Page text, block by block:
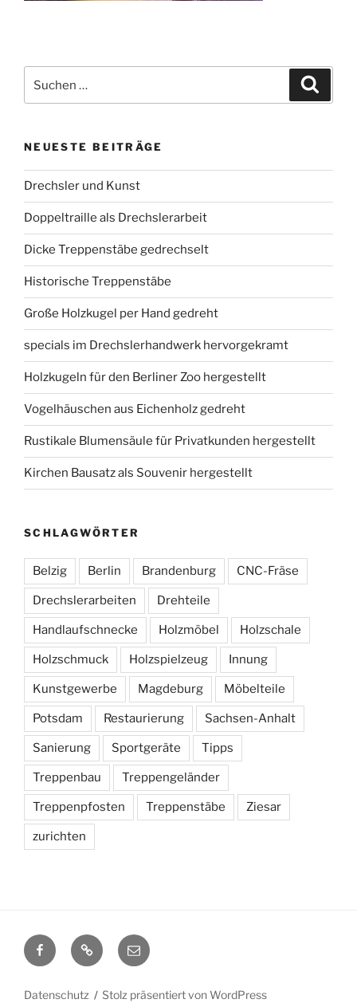
nach:
NEUESTE BEITRÄGE
Drechsler und Kunst
Doppeltraille als Drechslerarbeit
Dicke Treppenstäbe gedrechselt
Historische Treppenstäbe
Große Holzkugel per Hand gedreht
specials im Drechslerhandwerk hervorgekramt
Holzkugeln für den Berliner Zoo hergestellt
Vogelhäuschen aus Eichenholz gedreht
Rustikale Blumensäule für Privatkunden hergestellt
Kirchen Bausatz als Souvenir hergestellt
SCHLAGWÖRTER
Belzig Berlin Brandenburg CNC-Fräse
Drechslerarbeiten Drehteile
Handlaufschnecke Holzmöbel Holzschale
Holzschmuck Holzspielzeug Innung
Kunstgewerbe Magdeburg Möbelteile
Potsdam Restaurierung Sachsen-Anhalt
Sanierung Sportgeräte Tipps
Treppenbau Treppengeländer
Treppenpfosten Treppenstäbe Ziesar
zurichten
facebookWordPress
mail
Datenschutz Stolz präsentiert von WordPress